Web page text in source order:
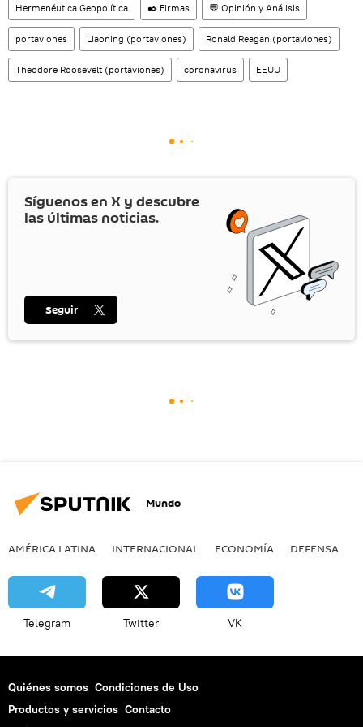
Hermenéutica Geopolítica ✒️ Firmas 💬 Opinión y Análisis
portaviones Liaoning (portaviones) Ronald Reagan (portaviones)
Theodore Roosevelt (portaviones) coronavirus EEUU
Síguenos en X y descubre
las últimas noticias.
Seguir
Mundo
AMÉRICA LATINA INTERNACIONAL ECONOMÍA DEFENSA
Telegram Twitter VK
Quiénes somos Condiciones de Uso
Productos y servicios Contacto